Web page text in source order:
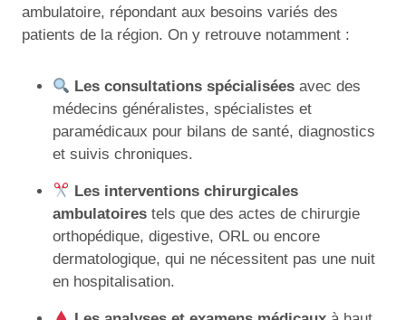
ambulatoire, répondant aux besoins variés des
patients de la région. On y retrouve notamment :
Les consultations spécialisées avec des
médecins généralistes, spécialistes et
paramédicaux pour bilans de santé, diagnostics
et suivis chroniques.
Les interventions chirurgicales
ambulatoires tels que des actes de chirurgie
orthopédique, digestive, ORL ou encore
dermatologique, qui ne nécessitent pas une nuit
en hospitalisation.